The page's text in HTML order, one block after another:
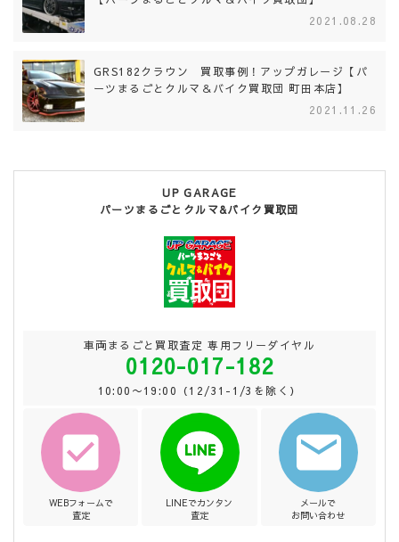
2021.08.28
GRS182クラウン 買取事例！アップガレージ【パ
ーツまるごとクルマ＆バイク買取団 町田本店】
2021.11.26
UP GARAGE
パーツまるごとクルマ&バイク買取団
車両まるごと買取査定 専用フリーダイヤル
0120-017-182
10:00〜19:00（12/31-1/3を除く）
WEBフォームで
査定
LINEでカンタン
査定
メールで
お問い合わせ